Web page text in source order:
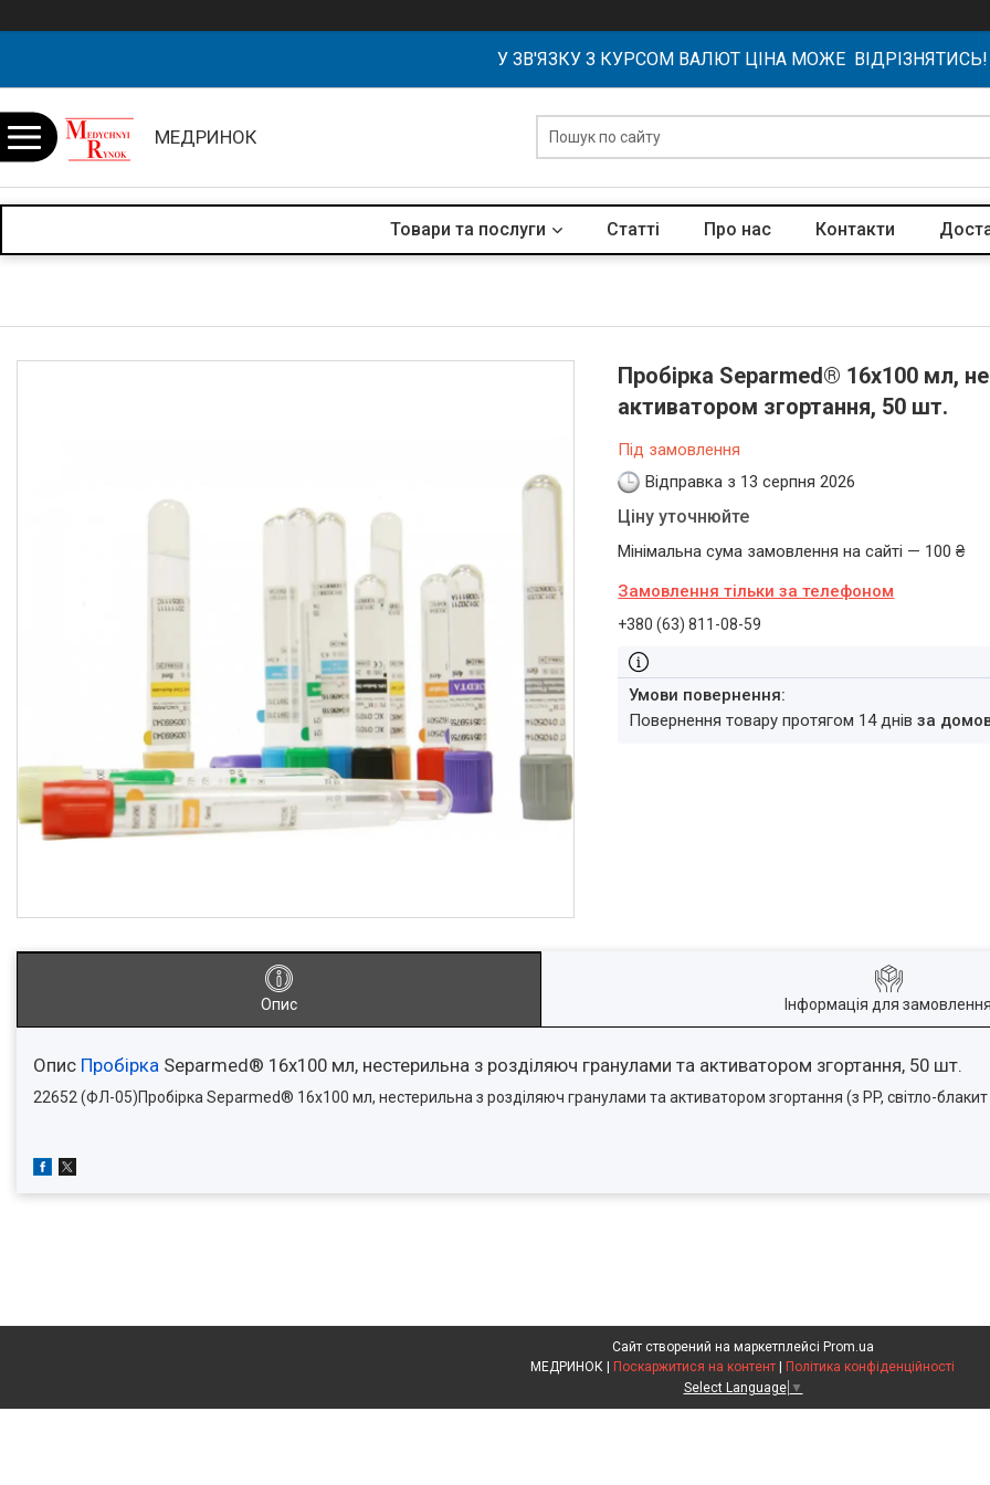
У ЗВ'ЯЗКУ З КУРСОМ ВАЛЮТ ЦІНА МОЖЕ ВІДРІЗНЯТИСЬ!
МЕДРИНОК
Товари та послуги Статті Про нас Контакти
Пробірка Separmed® 16х100 мл,
активатором згортання, 50 шт.
Під замовлення
Відправка з 13 серпня 2026
Ціну уточнюйте
Мінімальна сума замовлення на сайті — 100 ₴
Замовлення тільки за телефоном
+380 (63) 811-08-59
повернення товару протягом 14 днівза
Опис Інформація для замовлення
Опис Пробірка Separmed® 16х100 мл, нестерильна з розділяюч гранулами та активатором згортання, 50 шт.
22652 (ФЛ-05)Пробірка Separmed® 16х100 мл, нестерильна з розділяюч гранулами та активатором згортання (з PP, світло-
Сайт створений на маркетплейсі Prom.ua
Поскаржитися на контент
Політика конфіденційності
Select Language ▼